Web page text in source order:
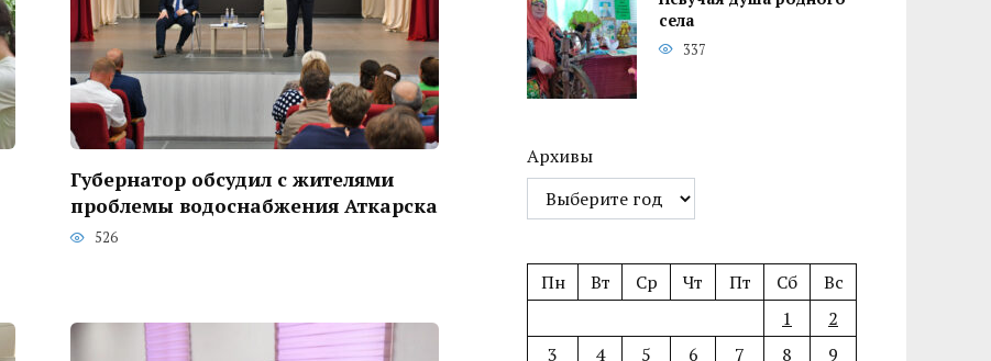
Губернатор обсудил с жителями
проблемы водоснабжения Аткарска
526
села
337
Архивы
Пн Вт Ср Чт Пт Сб
Вс
1
2
3
4 5 6 7 8
9